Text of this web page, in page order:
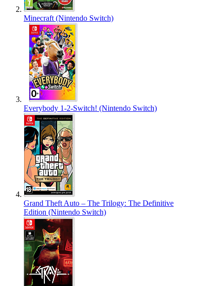
Minecraft (Nintendo Switch)
Everybody 1-2-Switch! (Nintendo Switch)
Grand Theft Auto – The Trilogy: The Definitive
Edition (Nintendo Switch)